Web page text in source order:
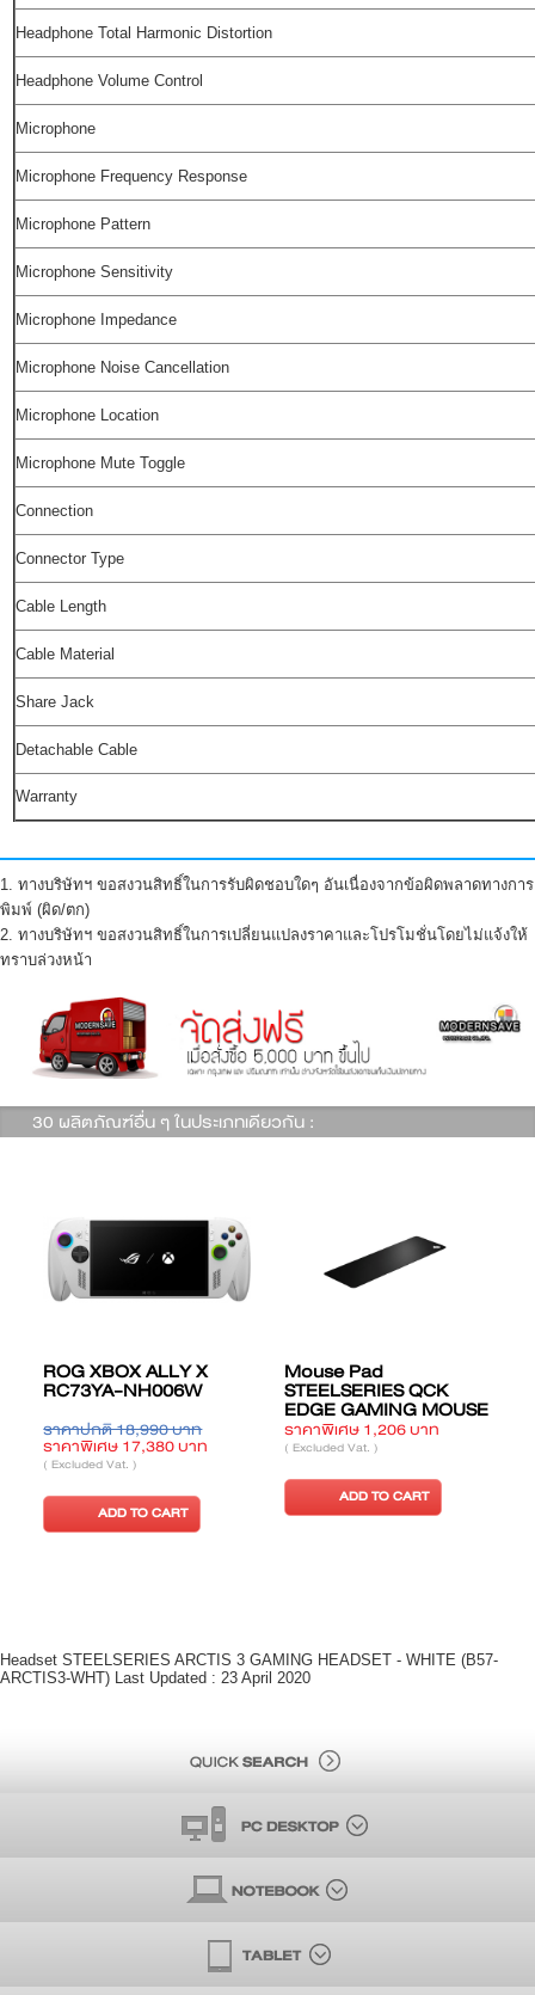
Headphone Total Harmonic Distortion
Headphone Volume Control
Microphone
Microphone Frequency Response
Microphone Pattern
Microphone Sensitivity
Microphone Impedance
Microphone Noise Cancellation
Microphone Location
Microphone Mute Toggle
Connection
Connector Type
Cable Length
Cable Material
Share Jack
Detachable Cable
Warranty
1. ทางบริษัทฯ ขอสงวนสิทธิ์ในการรับผิดชอบใดๆ อันเนื่องจากข้อผิดพลาดทางการ
พิมพ์ (ผิด/ตก)
2. ทางบริษัทฯ ขอสงวนสิทธิ์ในการเปลี่ยนแปลงราคาและโปรโมชั่นโดยไม่แจ้งให้
ทราบล่วงหน้า
30 ผลิตภัณฑ์อื่น ๆ ในประเภทเดียวกัน :
ROG XBOX ALLY X
RC73YA-NH006W
ราคาปกติ 18,990 บาท
ราคาพิเศษ 17,380 บาท
( Excluded Vat. )
ADD TO CART
Mouse Pad
STEELSERIES QCK
EDGE GAMING MOUSE
PAD - XL SIZE (B57-
QCK_EDGE-XL)
ราคาพิเศษ 1,206 บาท
( Excluded Vat. )
ADD TO CART
Headset STEELSERIES ARCTIS 3 GAMING HEADSET - WHITE (B57-
ARCTIS3-WHT) Last Updated : 23 April 2020